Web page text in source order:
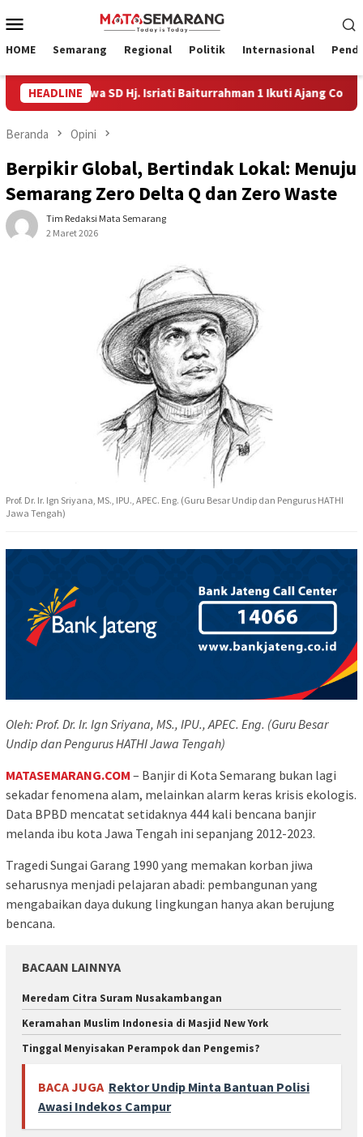
ke
Mobile
HOME Semarang Regional Politik Internasional
HEADLINE
Siswa SD Hj. Isriati Baiturrahman 1 Ikuti Ajang Coding
Beranda Opini
Berpikir Global, Bertindak Lokal: Menuju
Semarang Zero Delta Q dan Zero Waste
Tim Redaksi Mata Semarang
2 Maret 2026
Prof. Dr. Ir. Ign Sriyana, MS., IPU., APEC. Eng. (Guru Besar Undip dan Pengurus HATHI
Jawa Tengah)
Oleh: Prof. Dr. Ir. Ign Sriyana, MS., IPU., APEC. Eng. (Guru Besar
Undip dan Pengurus HATHI Jawa Tengah)
MATASEMARANG.COM – Banjir di Kota Semarang bukan lagi
sekadar fenomena alam, melainkan alarm keras krisis ekologis.
Data BPBD mencatat setidaknya 444 kali bencana banjir
melanda ibu kota Jawa Tengah ini sepanjang 2012-2023.
Tragedi Sungai Garang 1990 yang memakan korban jiwa
seharusnya menjadi pelajaran abadi: pembangunan yang
mengabaikan daya dukung lingkungan hanya akan berujung
bencana.
BACAAN LAINNYA
Meredam Citra Suram Nusakambangan
Keramahan Muslim Indonesia di Masjid New York
Tinggal Menyisakan Perampok dan Pengemis?
BACA JUGA Rektor Undip Minta Bantuan Polisi
Awasi Indekos Campur